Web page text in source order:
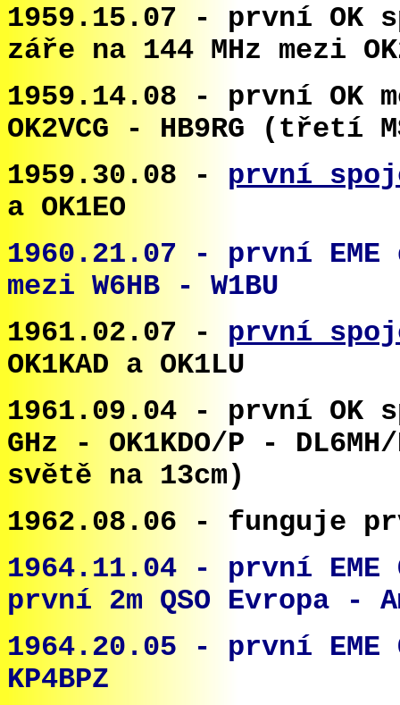
1959.15.07 - první OK
záře na 144 MHz mezi
1959.14.08 - první OK
OK2VCG - HB9RG (třetí
1959.30.08 - první
a OK1EO
1960.21.07 - první EME
mezi W6HB - W1BU
1961.02.07 - první
OK1KAD a OK1LU
1961.09.04 - první OK
GHz - OK1KDO/P -
světě na 13cm)
1962.08.06 - funguje
1964.11.04 - první EME
první 2m QSO Evropa -
1964.20.05 - první EME
KP4BPZ